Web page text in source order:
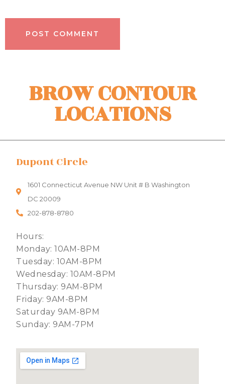
BROW CONTOUR
LOCATIONS
Dupont Circle
1601 Connecticut Avenue NW Unit # B Washington
DC 20009
202-878-8780
Hours:
Monday: 10AM-8PM
Tuesday: 10AM-8PM
Wednesday: 10AM-8PM
Thursday: 9AM-8PM
Friday: 9AM-8PM
Saturday 9AM-8PM
Sunday: 9AM-7PM